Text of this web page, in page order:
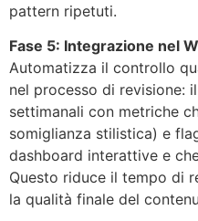
pattern ripetuti.
Fase 5: Integrazione nel
Automatizza il controllo
nel processo di revisione:
settimanali con metriche
somiglianza stilistica) e
dashboard interattive e
Questo riduce il tempo di
la qualità finale del